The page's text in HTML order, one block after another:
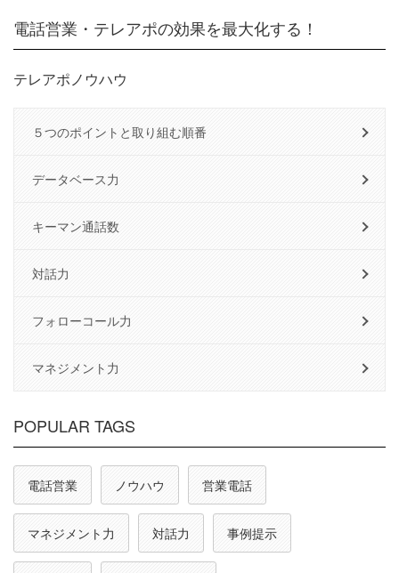
電話営業・テレアポの効果を最大化する！
テレアポノウハウ
５つのポイントと取り組む順番
データベース力
キーマン通話数
対話力
フォローコール力
マネジメント力
POPULAR TAGS
電話営業 ノウハウ 営業電話
マネジメント力 対話力 事例提示